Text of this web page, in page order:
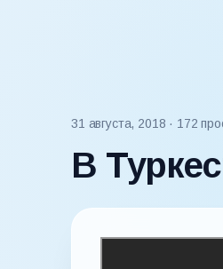
31 августа, 2018 · 172
В